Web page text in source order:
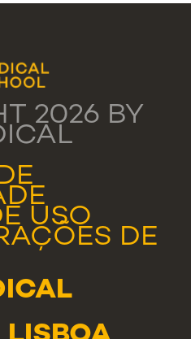
2026 BY
USO
DE